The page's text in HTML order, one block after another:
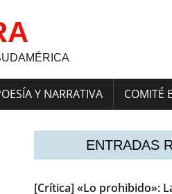
Y NARRATIVA COMITÉ
ENTRADAS
[Crítica] «Lo prohibido»: